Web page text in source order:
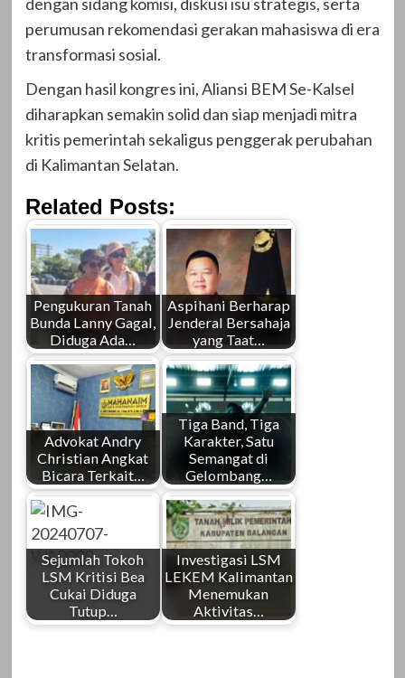
perumusan rekomendasi gerakan mahasiswa di era
transformasi sosial.
Dengan hasil kongres ini, Aliansi BEM Se-Kalsel
diharapkan semakin solid dan siap menjadi mitra
kritis pemerintah sekaligus penggerak perubahan
di Kalimantan Selatan.
Related Posts:
Pengukuran Tanah
Bunda Lanny Gagal,
Diduga Ada…
Aspihani Berharap
Jenderal Bersahaja
yang Taat…
Advokat Andry
Christian Angkat
Bicara Terkait…
Tiga Band, Tiga
Karakter, Satu
Semangat di
Gelombang…
Sejumlah Tokoh
LSM Kritisi Bea
Cukai Diduga
Tutup…
Investigasi LSM
LEKEM Kalimantan
Menemukan
Aktivitas…